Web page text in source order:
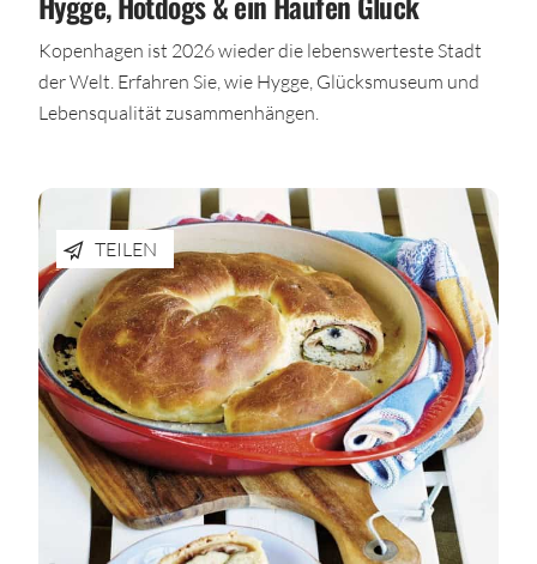
Kopenhagen ist 2026 wieder die lebenswerteste Stadt
der Welt. Erfahren Sie, wie Hygge, Glücksmuseum und
Lebensqualität zusammenhängen.
TEILEN